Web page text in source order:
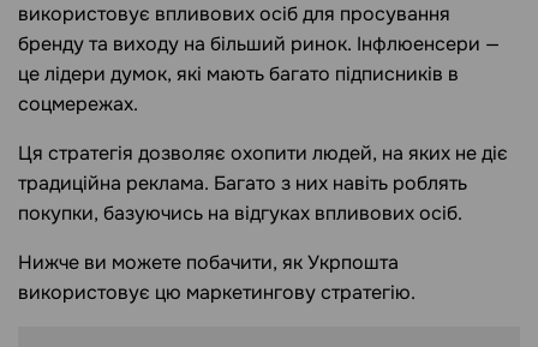
використовує впливових осіб для просування
бренду та виходу на більший ринок. Інфлюенсери —
це лідери думок, які мають багато підписників в
соцмережах.
Ця стратегія дозволяє охопити людей, на яких не діє
традиційна реклама. Багато з них навіть роблять
покупки, базуючись на відгуках впливових осіб.
Нижче ви можете побачити, як Укрпошта
використовує цю маркетингову стратегію.